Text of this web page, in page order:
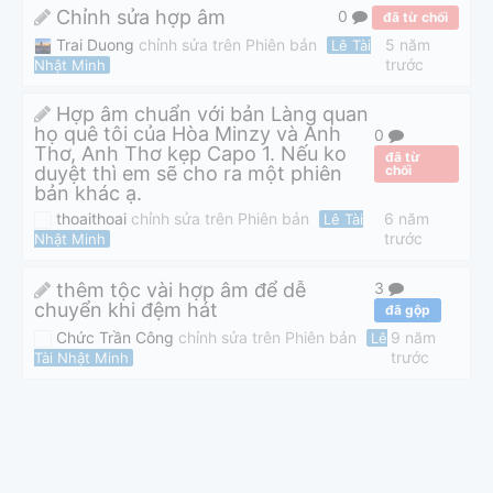
Chỉnh sửa hợp âm 0 đã từ chối
Trai Duong chỉnh sửa trên Phiên bản
Lê Tài
Nhật Minh
5 năm
trước
Hợp âm chuẩn với bản Làng quan
họ quê tôi của Hòa Minzy và Anh
Thơ, Anh Thơ kẹp Capo 1. Nếu ko
duyệt thì em sẽ cho ra một phiên
bản khác ạ.
0
đã từ
chối
thoaithoai chỉnh sửa trên Phiên bản
Lê Tài
Nhật Minh
6 năm
trước
thêm tộc vài hợp âm để dễ
chuyển khi đệm hát
3
đã gộp
Chức Trần Công chỉnh sửa trên Phiên bản
Lê
Tài Nhật Minh
9 năm
trước